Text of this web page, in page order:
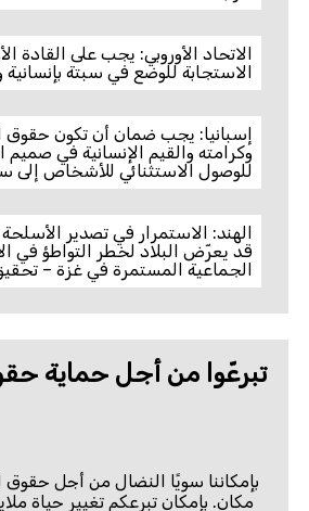
الاتحاد الأوروبي: يجب على القادة
الاستجابة للوضع في سبتة
إسبانيا: يجب ضمان أن تكون حقوق
وكرامته والقيم الإنسانية في صميم
للوصول الاستثنائي للأشخاص إلى
الهند: الاستمرار في تصدير
قد يعرّض البلاد لخطر التواطؤ في
الجماعية المستمرة في غزة –
تبرعّوا من أجل حماية
بإمكاننا سويًا النضال من أجل
مكان. بإمكان تبرعكم تغيير حياة